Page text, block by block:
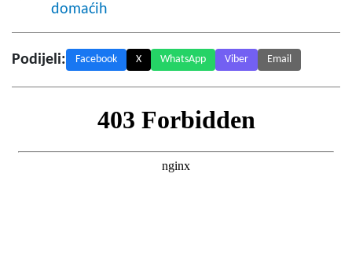
domaćih
Podijeli: Facebook X WhatsApp Viber Email